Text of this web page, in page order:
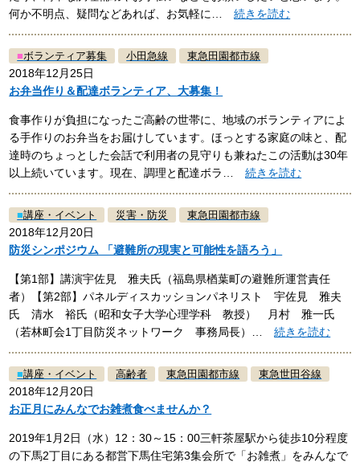
何か不明点、疑問などあれば、お気軽に…続きを読む
■ボランティア募集 小田急線 東急田園都市線
2018年12月25日
お弁当作り＆配達ボランティア、大募集！
食事作りが負担になったご高齢の世帯に、地域のボランティアによ
る手作りのお弁当をお届けしています。ほっとする家庭の味と、配
達時のちょっとした会話で利用者の見守りも兼ねたこの活動は30年
以上続いています。現在、調理と配達ボラ…続きを読む
■講座・イベント 災害・防災 東急田園都市線
2018年12月20日
防災シンポジウム 「避難所の現実と可能性を語ろう」
【第1部】講演宇佐見 雅夫氏（福島県楢葉町の避難所運営責任
者）【第2部】パネルディスカッションパネリスト 宇佐見 雅夫
氏 清水 裕氏（昭和女子大学心理学科 教授） 月村 雅一氏
（若林町会1丁目防災ネットワーク 事務局長）…続きを読む
■講座・イベント 高齢者 東急田園都市線 東急世田谷線
2018年12月20日
お正月にみんなでお雑煮食べませんか？
2019年1月2日（水）12：30～15：00三軒茶屋駅から徒歩10分程度
の下馬2丁目にある都営下馬住宅第3集会所で「お雑煮」をみんなで